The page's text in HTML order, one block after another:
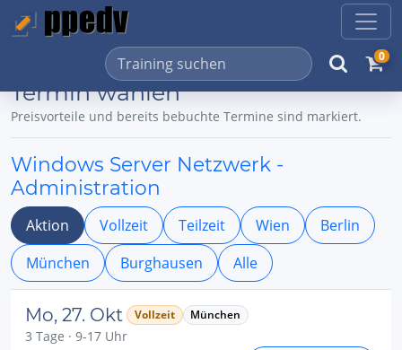
0
Termin wählen
Preisvorteile und bereits bebuchte Termine sind markiert.
Windows Server Netzwerk -
Administration
Aktion Vollzeit Teilzeit Wien
Berlin
München
Burghausen Alle
Mo, 27. Okt Vollzeit München
3 Tage · 9-17 Uhr